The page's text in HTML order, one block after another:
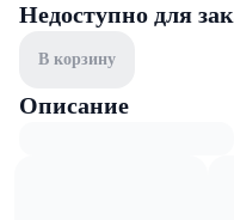
Недоступно для
В корзину
Описание